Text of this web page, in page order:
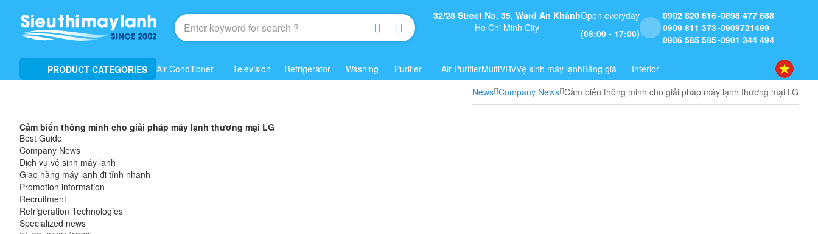
32/28 Street No. 35, Ward An Khánh
Ho Chi Minh City
Open everyday
(08:00 - 17:00)
0902 820 616 0898 477 688
0909 811 373 0909721499
0906 585 585 0901 344 494
PRODUCT CATEGORIES Air Conditioner Television Refrigerator Washing Purifier Air PurifierMultiVRVVệ sinh máy lạnhBảng giá
Interior
News Company News Cảm biến thông minh cho giải pháp máy lạnh thương mại LG
Cảm biến thông minh cho giải pháp máy lạnh thương mại LG
Best Guide
Company News
Dịch vụ vệ sinh máy lạnh
Giao hàng máy lạnh đi tỉnh nhanh
Promotion information
Recruitment
Refrigeration Technologies
Specialized news